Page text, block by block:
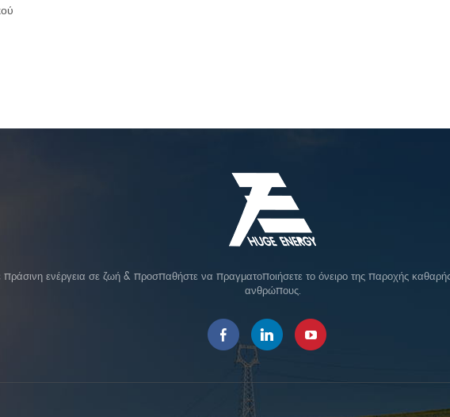
πράσινη ενέργεια σε ζωή & προσπαθήστε να πραγματοποιήσετε το όνειρο της παροχής
ανθρώπους.